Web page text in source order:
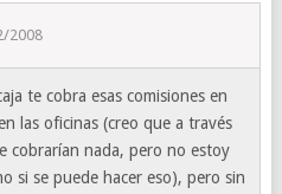
2008
te cobra esas comisiones en
las oficinas (creo que a través
cobrarían nada, pero no estoy
si se puede hacer eso), pero sin